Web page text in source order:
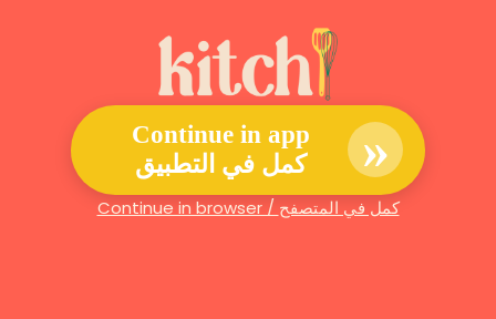
Continue in app
كمل في التطبيق
»
Continue in browser / كمل في المتصفح